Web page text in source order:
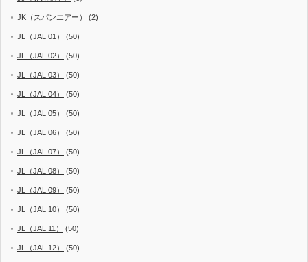
JK（スパンエアー） (2)
JL（JAL 01） (50)
JL（JAL 02） (50)
JL（JAL 03） (50)
JL（JAL 04） (50)
JL（JAL 05） (50)
JL（JAL 06） (50)
JL（JAL 07） (50)
JL（JAL 08） (50)
JL（JAL 09） (50)
JL（JAL 10） (50)
JL（JAL 11） (50)
JL（JAL 12） (50)